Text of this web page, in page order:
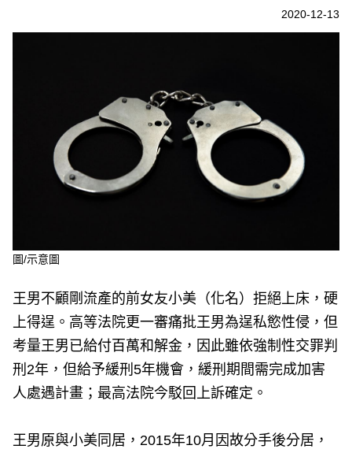
2020-12-13
圖/示意圖
王男不顧剛流產的前女友小美（化名）拒絕上床，硬
上得逞。高等法院更一審痛批王男為逞私慾性侵，但
考量王男已給付百萬和解金，因此雖依強制性交罪判
刑2年，但給予緩刑5年機會，緩刑期間需完成加害
人處遇計畫；最高法院今駁回上訴確定。
王男原與小美同居，2015年10月因故分手後分居，